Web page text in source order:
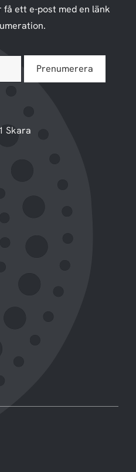
ett e-post med en länk
Skara